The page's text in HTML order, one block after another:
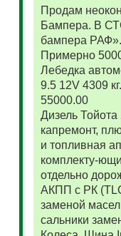
Продам
Бампера. В
бампера
Примерно
Лебедка
9.5 12V 4309
55000.00
Дизель
капремонт,
и топливная
комплекту-
отдельно
АКПП с РК
заменой
сальники